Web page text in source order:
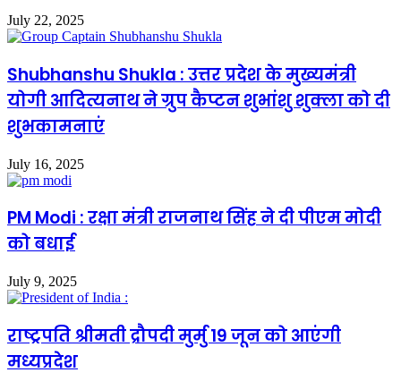
July 22, 2025
Shubhanshu Shukla : उत्तर प्रदेश के मुख्यमंत्री
योगी आदित्यनाथ ने ग्रुप कैप्टन शुभांशु शुक्ला को दी
शुभकामनाएं
July 16, 2025
PM Modi : रक्षा मंत्री राजनाथ सिंह ने दी पीएम मोदी
को बधाई
July 9, 2025
राष्ट्रपति श्रीमती द्रौपदी मुर्मु 19 जून को आएंगी
मध्यप्रदेश